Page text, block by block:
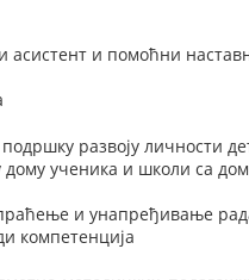
асистент и помоћни
развоју личности
дому ученика и школи са
и унапређивање
компетенција